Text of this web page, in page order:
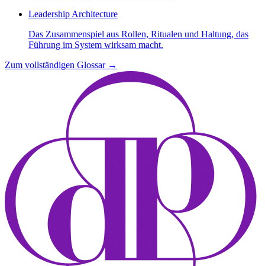
Leadership Architecture
Das Zusammenspiel aus Rollen, Ritualen und Haltung, das
Führung im System wirksam macht.
Zum vollständigen Glossar→